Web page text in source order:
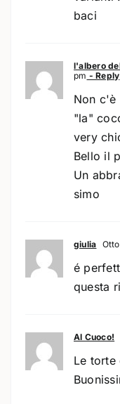
baci
l'albero
pm - Reply
Non c'è
"la"
very
Bello il
Un
simo
giulia
é
questa
Al Cuoco!
Le torte